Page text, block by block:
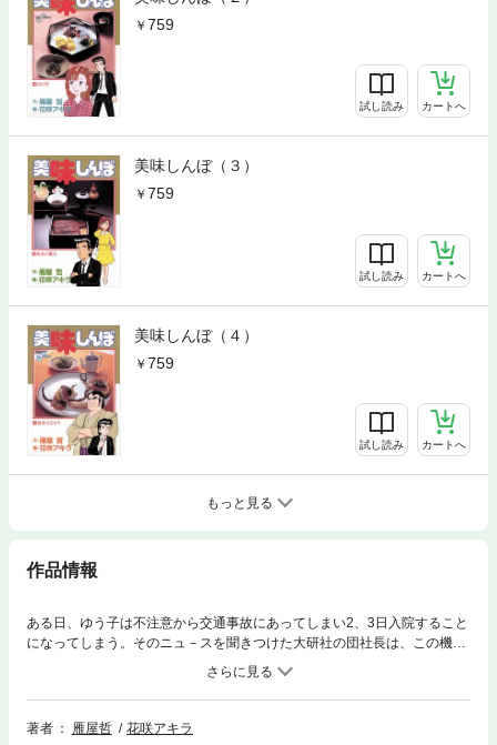
759
試し読み カートへ
美味しんぼ（３）
759
試し読み カートへ
美味しんぼ（４）
759
試し読み カートへ
もっと見る
作品情報
ある日、ゆう子は不注意から交通事故にあってしまい2、3日入院すること
になってしまう。そのニュ－スを聞きつけた大研社の団社長は、この機会
に自分がどれだけ彼女のことを思っているかを示そうと張り切る。なんと
彼はフランスレストランの出張サービスをゆう子にプレゼントするのだっ
た。しかし、彼女の心はなぜか浮かない。山岡がなかなか見舞いに来ない
からだった。遅くなって山岡はようやく病室に姿を見せるが、その姿は泥
著者 雁屋哲
花咲アキラ